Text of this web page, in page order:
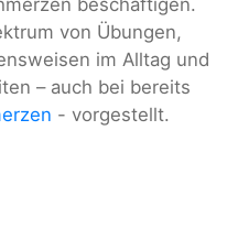
von Übungen,
im Alltag und
– auch bei bereits
- vorgestellt.